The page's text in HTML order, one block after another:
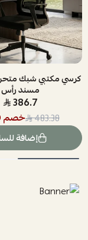
كرسي مكتبي شبك
مسند رأس
386.7
483.38 خصم
إضافة